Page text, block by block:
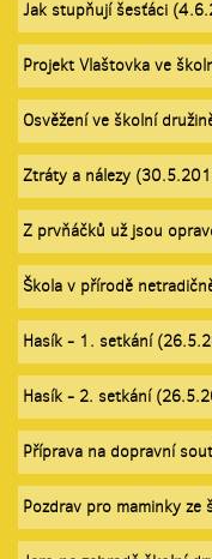
Jak stupňují šesťáci
Projekt Vlaštovka ve
Osvěžení ve školní
Ztráty a nálezy
Z prvňáčků už jsou
Škola v přírodě
Hasík - 1. setkání
Hasík - 2. setkání
Příprava na dopravní
Pozdrav pro maminky